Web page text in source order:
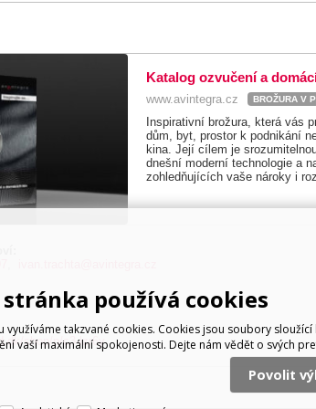
Katalog ozvučení a
www.avintegra.cz BROŽURA V
Inspirativní brožura, která vás
dům, byt, prostor k podnikání
kina. Její cílem je
dnešní moderní technologie a
zohledňujících vaše nároky i
shop/p/c3-lzr6y
používá cookies
využíváme takzvané cookies. Cookies jsou soubory
vaší maximální spokojenosti. Dejte nám vědět o svých
Povolit